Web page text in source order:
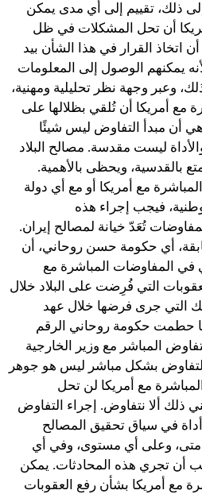
ذلك، تقييم إلى أي مدى يمكن
أن تحل المشكلات في ظل
اتخاذ القرار في هذا الشأن بيد
يمكنهم الوصول إلى المعلومات
وعبر وجهة نظر تحليلية ومهنية،
مع أمريكا أن تُلقي بظلالها على
أن مبدأ التفاوض ليس شيئًا
ليست مقدسة. مصالح البلاد
بالقدسية، ويحظى بالأهمية.
مع أمريكا أو مع أي دولة
فيجب إجراء هذه
تُعَدّ خيانة لمصالح إيران.
أي حكومة حسن روحاني، أن
المفاوضات المباشرة مع
التي فُرِضت على البلاد خلال
التي جرى فرضها خلال عهد
حطمت حكومة روحاني الرقم
المباشر مع وزير الخارجية
التفاوض بشكل مباشر ليس هو جوهر
مع أمريكا لن تحل
ذلك ألا نتفاوض. إجراء التفاوض
في سياق تحقيق المصالح
متى، وعلى أي مستوى، وفي أي
أن تجري هذه المحادثات. يمكن
مع أمريكا بشأن رفع العقوبات